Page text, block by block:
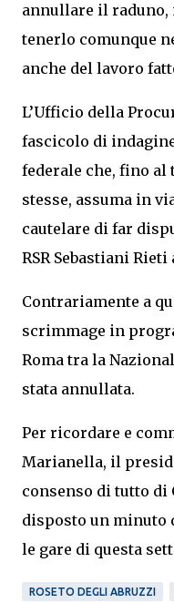
annullare il raduno,
tenerlo comunque
anche del lavoro
L’Ufficio della
fascicolo di
federale che, fino
stesse, assuma in
cautelare di far
RSR Sebastiani
Contrariamente a
scrimmage in
Roma tra la
stata annullata.
Per ricordare e
Marianella, il
consenso di tutto di
disposto un minuto
le gare di questa
ROSETO DEGLI ABRUZZI